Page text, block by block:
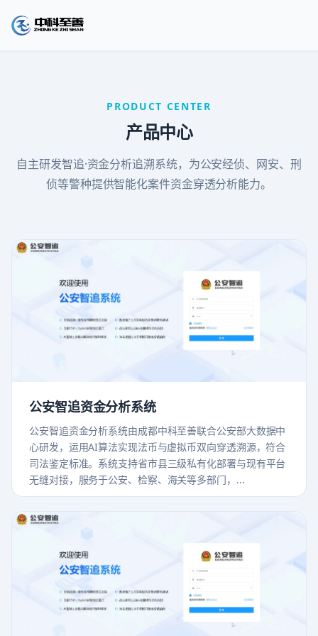
PRODUCT CENTER
产品中心
自主研发智追·资金分析追溯系统，为公安经侦、网安、刑
侦等警种提供智能化案件资金穿透分析能力。
公安智追资金分析系统
公安智追资金分析系统由成都中科至善联合公安部大数据中
心研发，运用AI算法实现法币与虚拟币双向穿透溯源，符合
司法鉴定标准。系统支持省市县三级私有化部署与现有平台
无缝对接，服务于公安、检察、海关等多部门，...